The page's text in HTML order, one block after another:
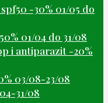
-30% 01/05 do
01/04 do 31/08
i antiparazit -20%
03/08-23/08
31/08